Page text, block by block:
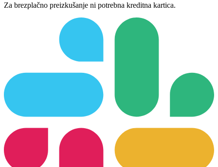
Za brezplačno preizkušanje ni potrebna kreditna kartica.